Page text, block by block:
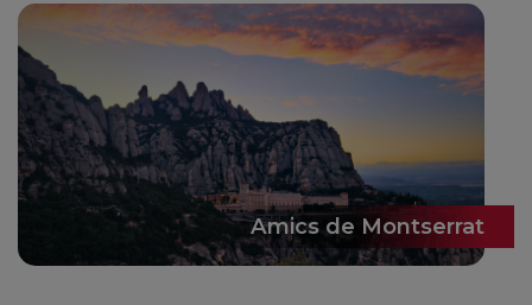
Amics de Montserrat